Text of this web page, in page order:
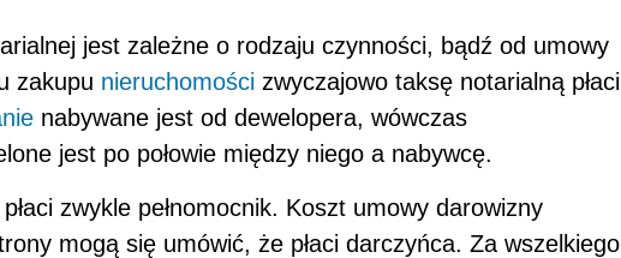
jest zależne o rodzaju czynności, bądź od umowy
zakupu nieruchomości zwyczajowo taksę notarialną płaci
nabywane jest od dewelopera, wówczas
jest po połowie między niego a nabywcę.
zwykle pełnomocnik. Koszt umowy darowizny
mogą się umówić, że płaci darczyńca. Za wszelkiego